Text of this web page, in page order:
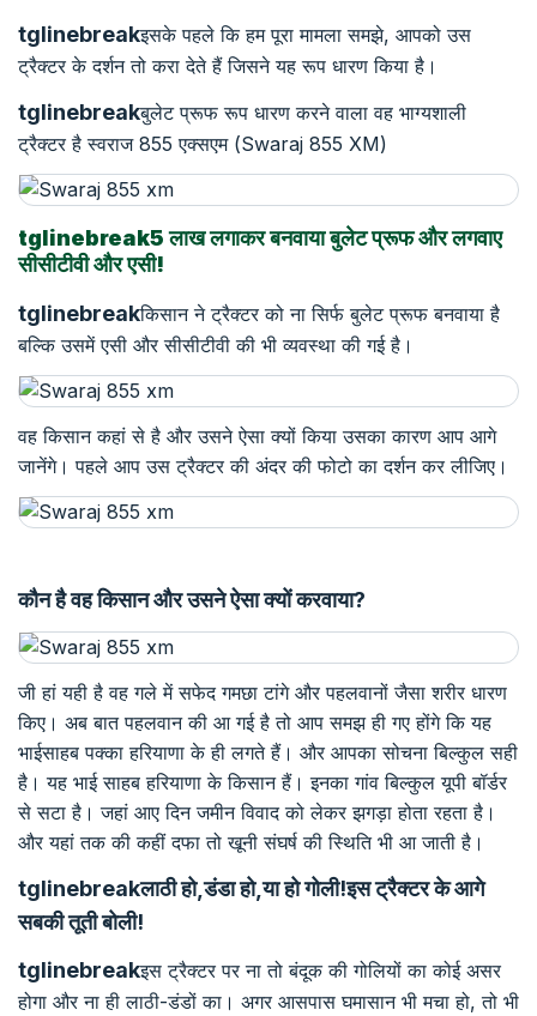
tglinebreakइसके पहले कि हम पूरा मामला समझे, आपको उस
ट्रैक्टर के दर्शन तो करा देते हैं जिसने यह रूप धारण किया है।
tglinebreakबुलेट प्रूफ रूप धारण करने वाला वह भाग्यशाली
ट्रैक्टर है स्वराज 855 एक्सएम (Swaraj 855 XM)
tglinebreak5 लाखलगाकरबनवायाबुलेटप्रूफऔरलगवाए
सीसीटीवीऔरएसी!
tglinebreakकिसान ने ट्रैक्टर को ना सिर्फ बुलेट प्रूफ बनवाया है
बल्कि उसमें एसी और सीसीटीवी की भी व्यवस्था की गई है।
वह किसान कहां से है और उसने ऐसा क्यों किया उसका कारण आप आगे
जानेंगे। पहले आप उस ट्रैक्टर की अंदर की फोटो का दर्शन कर लीजिए।
कौनहैवहकिसानऔरउसनेऐसाक्योंकरवाया?
जी हां यही है वह गले में सफेद गमछा टांगे और पहलवानों जैसा शरीर धारण
किए। अब बात पहलवान की आ गई है तो आप समझ ही गए होंगे कि यह
भाईसाहब पक्का हरियाणा के ही लगते हैं। और आपका सोचना बिल्कुल सही
है। यह भाई साहब हरियाणा के किसान हैं। इनका गांव बिल्कुल यूपी बॉर्डर
से सटा है। जहां आए दिन जमीन विवाद को लेकर झगड़ा होता रहता है।
और यहां तक की कहीं दफा तो खूनी संघर्ष की स्थिति भी आ जाती है।
tglinebreakलाठीहो,डंडाहो,याहोगोली!इसट्रैक्टरकेआगे
सबकीतूतीबोली!
tglinebreakइस ट्रैक्टर पर ना तो बंदूक की गोलियों का कोई असर
होगा और ना ही लाठी-डंडों का। अगर आसपास घमासान भी मचा हो, तो भी